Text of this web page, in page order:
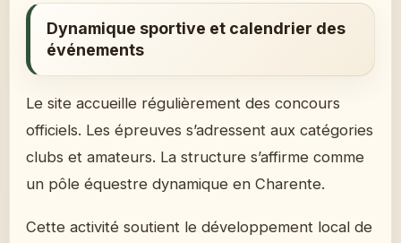
Dynamique sportive et calendrier des
événements
Le site accueille régulièrement des concours
officiels. Les épreuves s’adressent aux catégories
clubs et amateurs. La structure s’affirme comme
un pôle équestre dynamique en Charente.
Cette activité soutient le développement local de